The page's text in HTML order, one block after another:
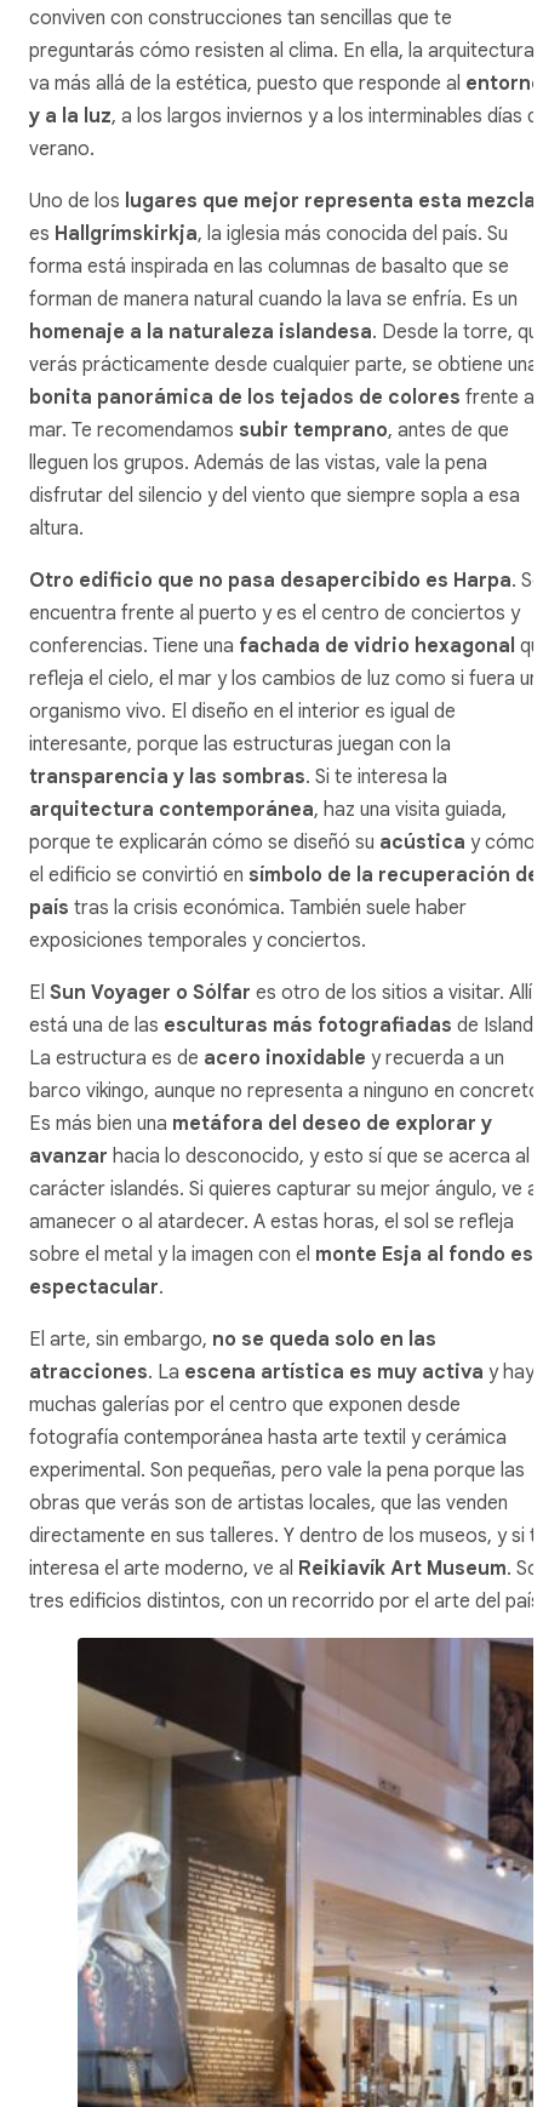
conviven con construcciones tan sencillas que te
preguntarás cómo resisten al clima. En ella, la arquitectura
va más allá de la estética, puesto que responde al entorno
y a la luz, a los largos inviernos y a los interminables días
verano.
Uno de los lugares que mejor representa esta mezcla
es Hallgrímskirkja, la iglesia más conocida del país. Su
forma está inspirada en las columnas de basalto que se
forman de manera natural cuando la lava se enfría. Es un
homenaje a la naturaleza islandesa. Desde la torre,
verás prácticamente desde cualquier parte, se obtiene una
bonita panorámica de los tejados de colores frente al
mar. Te recomendamos subir temprano, antes de que
lleguen los grupos. Además de las vistas, vale la pena
disfrutar del silencio y del viento que siempre sopla a esa
altura.
Otro edificio que no pasa desapercibido es Harpa. Se
encuentra frente al puerto y es el centro de conciertos y
conferencias. Tiene una fachada de vidrio hexagonal
refleja el cielo, el mar y los cambios de luz como si fuera un
organismo vivo. El diseño en el interior es igual de
interesante, porque las estructuras juegan con la
transparencia y las sombras. Si te interesa la
arquitectura contemporánea, haz una visita guiada,
porque te explicarán cómo se diseñó su acústica y cómo
el edificio se convirtió en símbolo de la recuperación del
país tras la crisis económica. También suele haber
exposiciones temporales y conciertos.
El Sun Voyager o Sólfar es otro de los sitios a visitar. Allí
está una de las esculturas más fotografiadas de
La estructura es de acero inoxidable y recuerda a un
barco vikingo, aunque no representa a ninguno en
Es más bien una metáfora del deseo de explorar y
avanzar hacia lo desconocido, y esto sí que se acerca al
carácter islandés. Si quieres capturar su mejor ángulo, ve al
amanecer o al atardecer. A estas horas, el sol se refleja
sobre el metal y la imagen con el monte Esja al fondo es
espectacular.
El arte, sin embargo, no se queda solo en las
atracciones. La escena artística es muy activa y hay
muchas galerías por el centro que exponen desde
fotografía contemporánea hasta arte textil y cerámica
experimental. Son pequeñas, pero vale la pena porque las
obras que verás son de artistas locales, que las venden
directamente en sus talleres. Y dentro de los museos, y si
interesa el arte moderno, ve al Reikiavík Art Museum.
tres edificios distintos, con un recorrido por el arte del